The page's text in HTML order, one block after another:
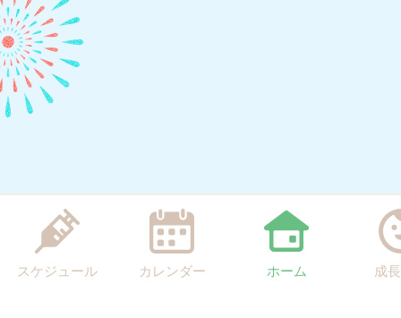
スケジュール カレンダー ホーム 成